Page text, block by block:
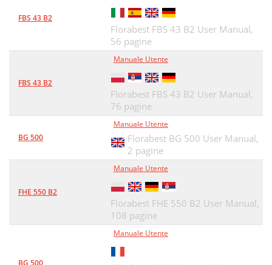
FBS 43 B2
Florabest FBS 43 B2 User Manual,
56 pagine
FBS 43 B2
Manuale Utente
Florabest FBS 43 B2 User Manual,
76 pagine
BG 500
Manuale Utente
Florabest BG 500 User Manual,
2 pagine
FHE 550 B2
Manuale Utente
Florabest FHE 550 B2 User Manual,
108 pagine
BG 500
Manuale Utente